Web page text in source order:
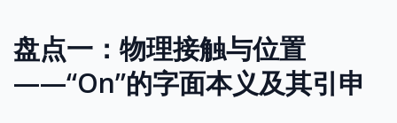
盘点一：物理接触与位置
——“On”的字面本义及其引申